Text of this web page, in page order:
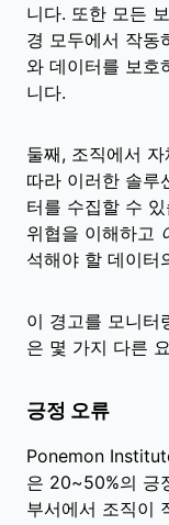
니다. 또한 모든
경 모두에서 작동
와 데이터를 보호
니다.
둘째, 조직에서
따라 이러한 솔루
터를 수집할 수
위협을 이해하고
석해야 할 데이터
이 경고를 모니터
은 몇 가지 다른
긍정 오류
Ponemon
은 20~50%의 긍
부서에서 조직이